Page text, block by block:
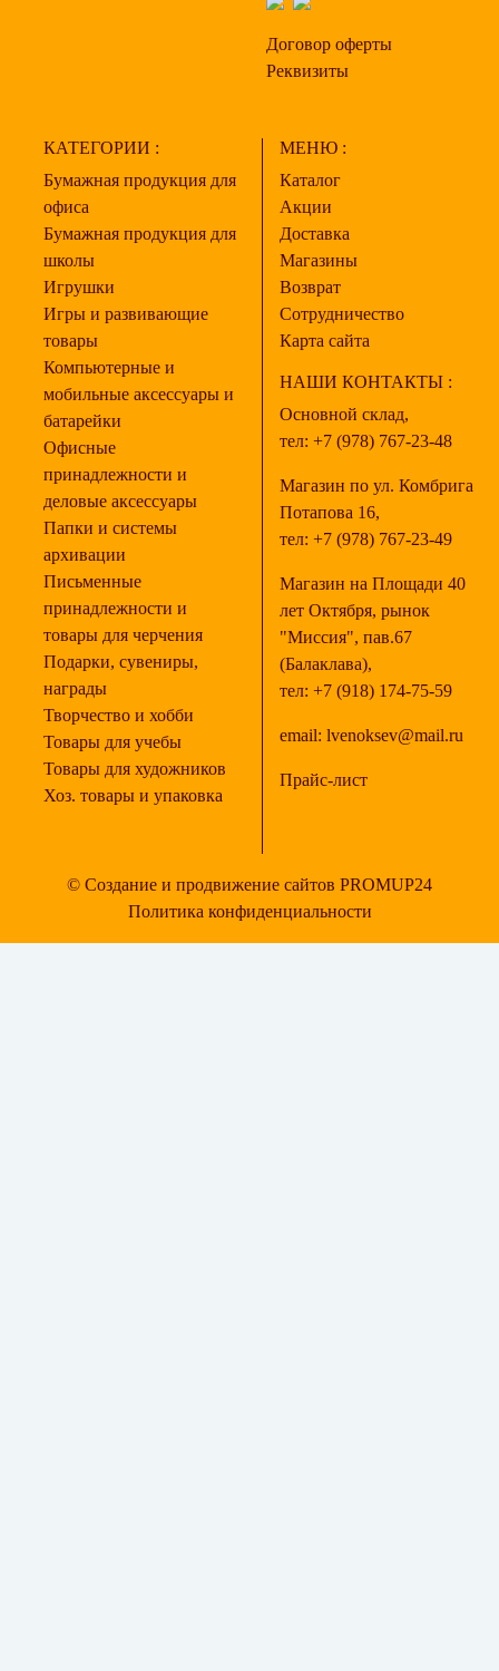
Договор оферты
Реквизиты
КАТЕГОРИИ :
Бумажная продукция для
офиса
Бумажная продукция для
школы
Игрушки
Игры и развивающие
товары
Компьютерные и
мобильные аксессуары и
батарейки
Офисные
принадлежности и
деловые аксессуары
Папки и системы
архивации
Письменные
принадлежности и
товары для черчения
Подарки, сувениры,
награды
Творчество и хобби
Товары для учебы
Товары для художников
Хоз. товары и упаковка
МЕНЮ :
Каталог
Акции
Доставка
Магазины
Возврат
Сотрудничество
Карта сайта
НАШИ КОНТАКТЫ :
Основной склад,
тел: +7 (978) 767-23-48
Магазин по ул. Комбрига
Потапова 16,
тел: +7 (978) 767-23-49
Магазин на Площади 40
лет Октября, рынок
"Миссия", пав.67
(Балаклава),
тел: +7 (918) 174-75-59
email: lvenoksev@mail.ru
Прайс-лист
© Создание и продвижение сайтов PROMUP24
Политика конфиденциальности